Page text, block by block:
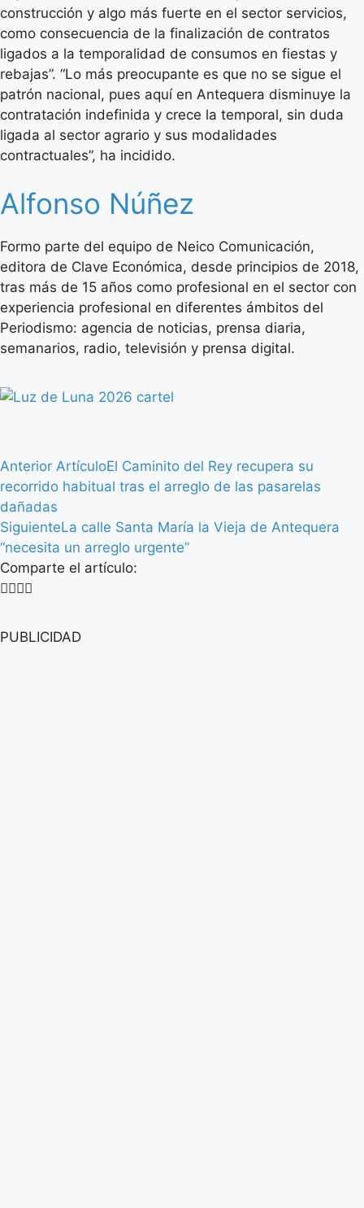
construcción y algo más fuerte en el sector servicios,
como consecuencia de la finalización de contratos
ligados a la temporalidad de consumos en fiestas y
rebajas”. “Lo más preocupante es que no se sigue el
patrón nacional, pues aquí en Antequera disminuye la
contratación indefinida y crece la temporal, sin duda
ligada al sector agrario y sus modalidades
contractuales”, ha incidido.
Alfonso Núñez
Formo parte del equipo de Neico Comunicación,
editora de Clave Económica, desde principios de 2018,
tras más de 15 años como profesional en el sector con
experiencia profesional en diferentes ámbitos del
Periodismo: agencia de noticias, prensa diaria,
semanarios, radio, televisión y prensa digital.
Anterior ArtículoEl Caminito del Rey recupera su
recorrido habitual tras el arreglo de las pasarelas
dañadas
SiguienteLa calle Santa María la Vieja de Antequera
“necesita un arreglo urgente”
Comparte el artículo:
PUBLICIDAD